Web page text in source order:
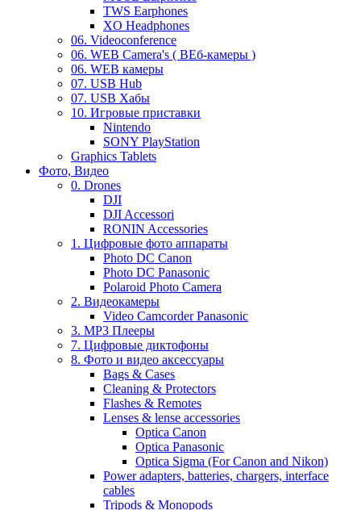
TWS Earphones
XO Headphones
06. Videoconference
06. WEB Camera's ( ВЕб-камеры )
06. WEB камеры
07. USB Hub
07. USB Хабы
10. Игровые приставки
Nintendo
SONY PlayStation
Graphics Tablets
Фото, Видео
0. Drones
DJI
DJI Accessori
RONIN Accessories
1. Цифровые фото аппараты
Photo DC Canon
Photo DC Panasonic
Polaroid Photo Camera
2. Видеокамеры
Video Camcorder Panasonic
3. MP3 Плееры
7. Цифровые диктофоны
8. Фото и видео аксессуары
Bags & Cases
Cleaning & Protectors
Flashes & Remotes
Lenses & lense accessories
Optica Canon
Optica Panasonic
Optica Sigma (For Canon and Nikon)
Power adapters, batteries, chargers, interface
cables
Tripods & Monopods